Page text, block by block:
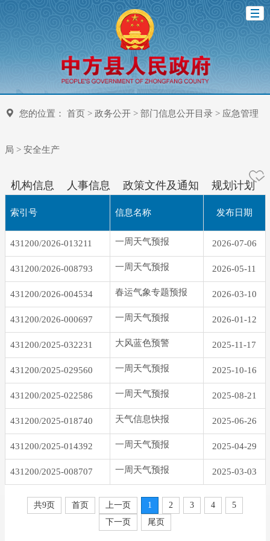
您的位置： 首页> 政务公开> 部门信息公开目录> 应急管理
局 > 安全生产
机构信息 人事信息 政策文件及通知 规划计划
索引号 信息名称 发布日期
431200/2026-013211 一周天气预报 2026-07-06
431200/2026-008793 一周天气预报 2026-05-11
431200/2026-004534 春运气象专题预报 2026-03-10
431200/2026-000697 一周天气预报 2026-01-12
431200/2025-032231 大风蓝色预警 2025-11-17
431200/2025-029560 一周天气预报 2025-10-16
431200/2025-022586 一周天气预报 2025-08-21
431200/2025-018740 天气信息快报 2025-06-26
431200/2025-014392 一周天气预报 2025-04-29
431200/2025-008707 一周天气预报 2025-03-03
共9页 首页 上一页 1 2 3 4
5
下一页
尾页